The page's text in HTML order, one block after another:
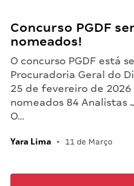
Concurso PGDF
nomeados!
O concurso PGDF está
Procuradoria Geral do
25 de fevereiro de
nomeados 84 Analistas
O…
Yara Lima • 11 de Março